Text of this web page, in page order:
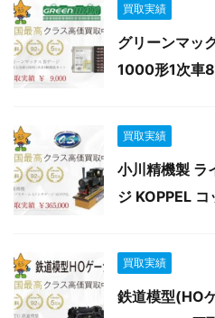
買取実績
グリーンマッ
1000形1次車
買取実績
小川精機製 ラ
ジ KOPPEL
買取実績
鉄道模型(HO